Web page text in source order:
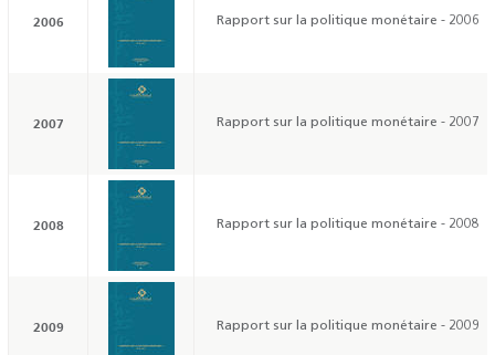
2006 Rapport sur la politique monétaire - 2006
2007 Rapport sur la politique monétaire - 2007
2008 Rapport sur la politique monétaire - 2008
2009 Rapport sur la politique monétaire - 2009